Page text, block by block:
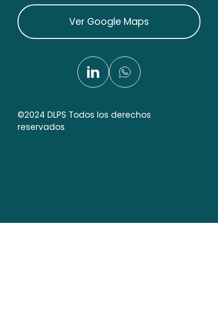
Ver Google Maps
©2024 DLPS Todos los derechos
reservados